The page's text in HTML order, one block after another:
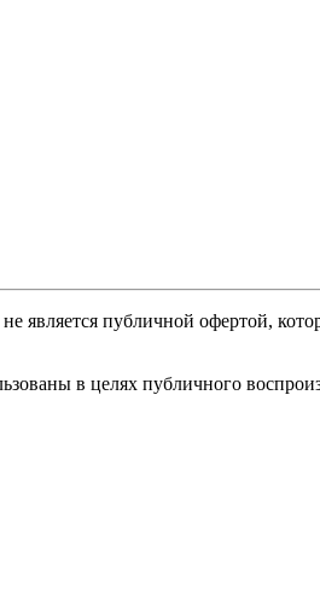
публичной офертой,
в целях публичного